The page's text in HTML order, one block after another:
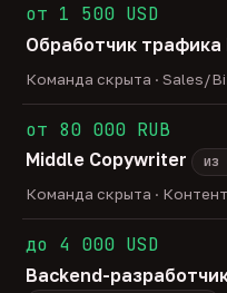
от 1 500 USD
Обработчик трафика
Команда скрыта · Sales/
от 80 000 RUB
Middle Copywriter
из
Команда скрыта ·
до 4 000 USD
Backend-